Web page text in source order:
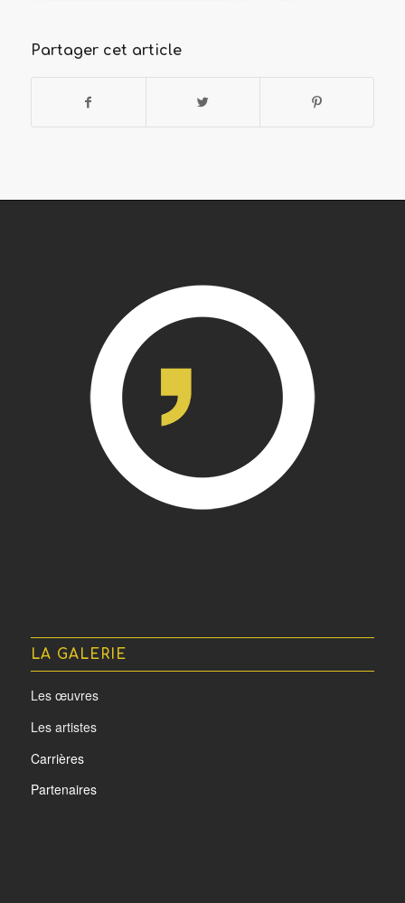
Partager cet article
LA GALERIE
Les œuvres
Les artistes
Carrières
Partenaires